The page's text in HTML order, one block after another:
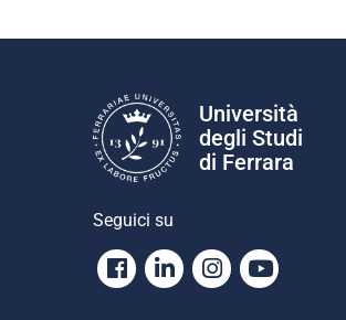
Università
degli Studi
di Ferrara
Seguici su
Facebook
LinkedinInstagram
Youtube